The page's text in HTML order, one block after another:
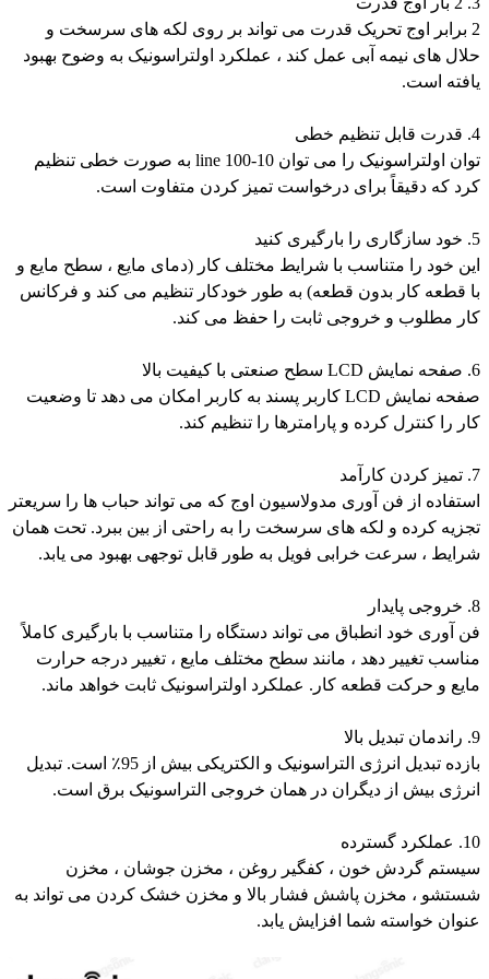
2 برابر اوج تحریک قدرت می تواند بر روی لکه های سرسخت و
حلال های نیمه آبی عمل کند ، عملکرد اولتراسونیک به وضوح بهبود
یافته است.
4. قدرت قابل تنظیم خطی
توان اولتراسونیک را می توان 10-100 line به صورت خطی تنظیم
کرد که دقیقاً برای درخواست تمیز کردن متفاوت است.
5. خود سازگاری را بارگیری کنید
این خود را متناسب با شرایط مختلف کار (دمای مایع ، سطح مایع و
با قطعه کار بدون قطعه) به طور خودکار تنظیم می کند و فرکانس
کار مطلوب و خروجی ثابت را حفظ می کند.
6. صفحه نمایش LCD سطح صنعتی با کیفیت بالا
صفحه نمایش LCD کاربر پسند به کاربر امکان می دهد تا وضعیت
کار را کنترل کرده و پارامترها را تنظیم کند.
7. تمیز کردن کارآمد
استفاده از فن آوری مدولاسیون اوج که می تواند حباب ها را سریعتر
تجزیه کرده و لکه های سرسخت را به راحتی از بین ببرد. تحت همان
شرایط ، سرعت خرابی فویل به طور قابل توجهی بهبود می یابد.
8. خروجی پایدار
فن آوری خود انطباق می تواند دستگاه را متناسب با بارگیری کاملاً
مناسب تغییر دهد ، مانند سطح مختلف مایع ، تغییر درجه حرارت
مایع و حرکت قطعه کار. عملکرد اولتراسونیک ثابت خواهد ماند.
9. راندمان تبدیل بالا
بازده تبدیل انرژی التراسونیک و الکتریکی بیش از 95٪ است. تبدیل
انرژی بیش از دیگران در همان خروجی التراسونیک برق است.
10. عملکرد گسترده
سیستم گردش خون ، کفگیر روغن ، مخزن جوشان ، مخزن
شستشو ، مخزن پاشش فشار بالا و مخزن خشک کردن می تواند به
عنوان خواسته شما افزایش یابد.